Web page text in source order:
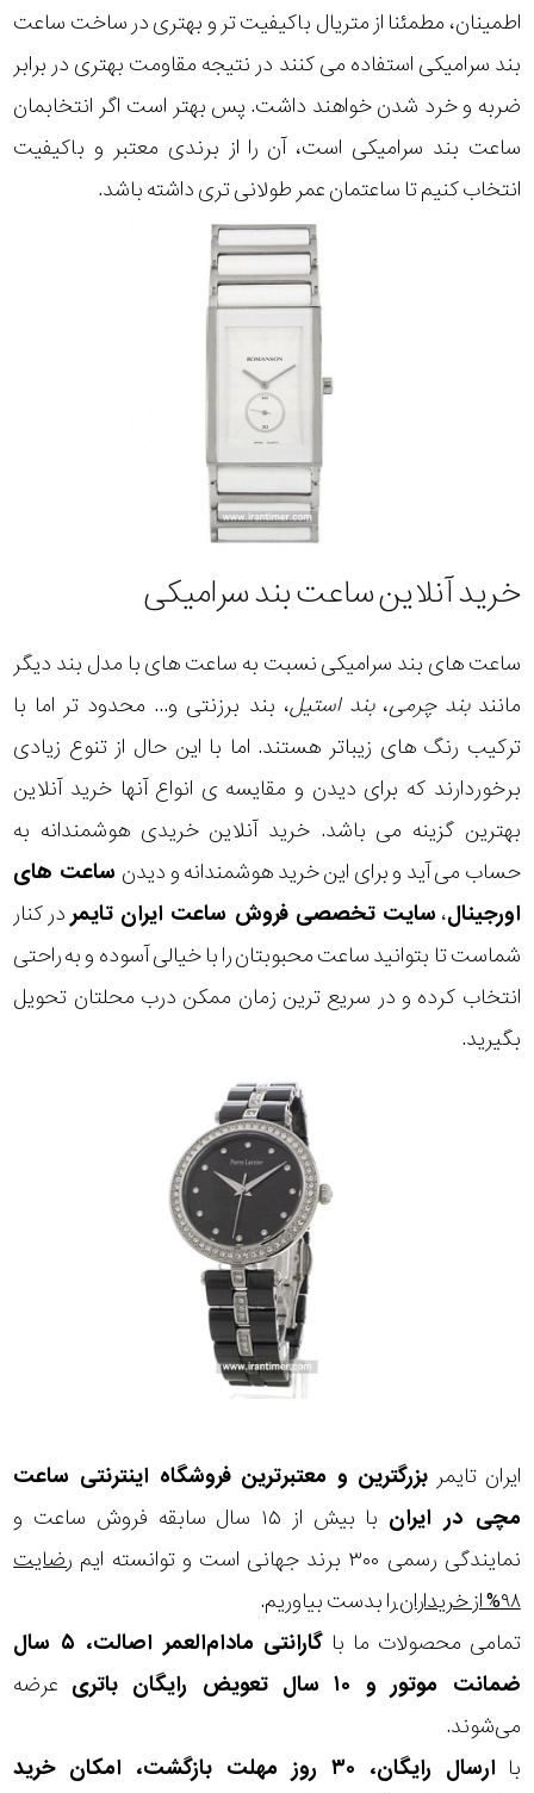
اطمینان، مطمئنا از متریال باکیفیت تر و بهتری در ساخت ساعت
بند سرامیکی استفاده می کنند در نتیجه مقاومت بهتری در برابر
ضربه و خرد شدن خواهند داشت. پس بهتر است اگر انتخابمان
ساعت بند سرامیکی است، آن را از برندی معتبر و باکیفیت
انتخاب کنیم تا ساعتمان عمر طولانی تری داشته باشد.
خرید آنلاین ساعت بند سرامیکی
ساعت های بند سرامیکی نسبت به ساعت های با مدل بند دیگر
مانندبند چرمی،بند استیل، بند برزنتی و... محدود تر اما با
ترکیب رنگ های زیباتر هستند. اما با این حال از تنوع زیادی
برخوردارند که برای دیدن و مقایسه ی انواع آنها خرید آنلاین
بهترین گزینه می باشد. خرید آنلاین خریدی هوشمندانه به
حساب می آید و برای این خرید هوشمندانه و دیدن ساعت های
اورجینال، سایت تخصصی فروش ساعت ایران تایمردر کنار
شماست تا بتوانید ساعت محبوبتان را با خیالی آسوده و به راحتی
انتخاب کرده و در سریع ترین زمان ممکن درب محلتان تحویل
بگیرید.
ایران تایمر بزرگترین و معتبرترین فروشگاه اینترنتی ساعت
مچی در ایران
با بیش از ۱۵ سال سابقه فروش ساعت و
نمایندگی رسمی ۳۰۰ برند جهانی است و توانسته ایم
رضایت
۹۸% از خریداران
را بدست بیاوریم.
تمامی محصولات ما با
گارانتی مادام‌العمر اصالت، ۵ سال
ضمانت موتور و ۱۰ سال تعویض رایگان باتری
عرضه
می‌شوند.
با
ارسال رایگان، ۳۰ روز مهلت بازگشت، امکان خرید